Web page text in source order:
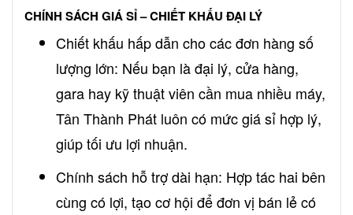
CHÍNH SÁCH GIÁ SỈ – CHIẾT KHẤU ĐẠI LÝ
Chiết khấu hấp dẫn cho các đơn hàng số
lượng lớn: Nếu bạn là đại lý, cửa hàng,
gara hay kỹ thuật viên cần mua nhiều máy,
Tân Thành Phát luôn có mức giá sỉ hợp lý,
giúp tối ưu lợi nhuận.
Chính sách hỗ trợ dài hạn: Hợp tác hai bên
cùng có lợi, tạo cơ hội để đơn vị bán lẻ có